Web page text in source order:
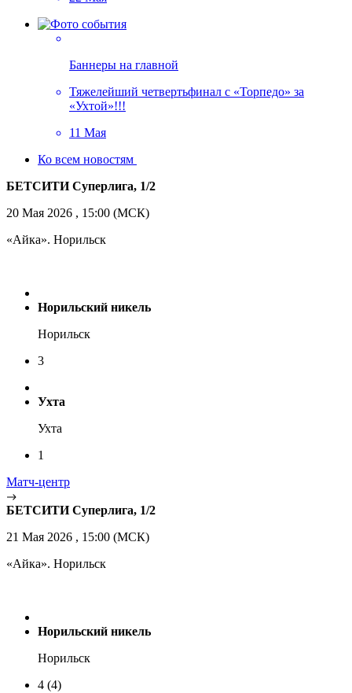
Баннеры на главной
Тяжелейший четвертьфинал с «Торпедо» за
«Ухтой»!!!
11 Мая
Ко всем новостям
БЕТСИТИ Суперлига, 1/2
20 Мая 2026 , 15:00 (МСК)
«Айка». Норильск
Норильский никель
Норильск
3
Ухта
Ухта
1
Матч-центр
БЕТСИТИ Суперлига, 1/2
21 Мая 2026 , 15:00 (МСК)
«Айка». Норильск
Норильский никель
Норильск
4 (4)